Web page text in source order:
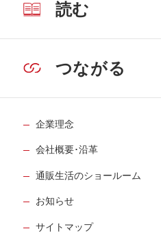
読む
つながる
企業理念
会社概要･沿革
通販生活のショールーム
お知らせ
サイトマップ